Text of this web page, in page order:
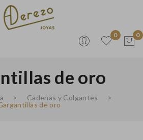
0
products in the cart.
0
de oro
> Cadenas y Colgantes
>
de oro